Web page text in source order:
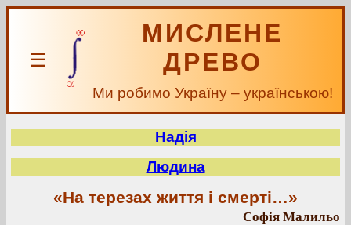
☰
МИСЛЕНЕ
ДРЕВО
Ми робимо Україну – українською!
Надія
Людина
«На терезах життя і смерті…»
Софія Малильо